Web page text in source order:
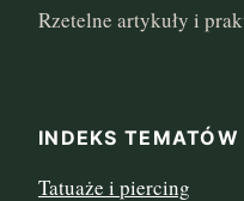
marzec 2024
sierpień 2022
Rzetelne artykuły i
INDEKS TEMATÓW
Tatuaże i piercing